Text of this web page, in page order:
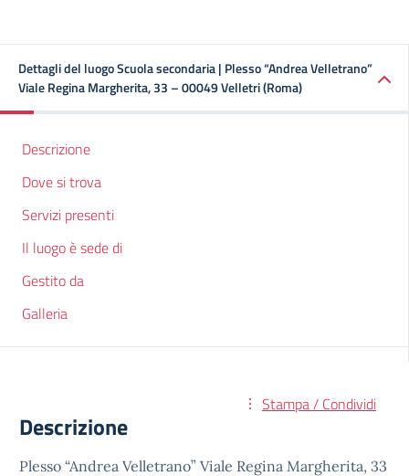
Dettagli del luogo Scuola secondaria | Plesso “Andrea Velletrano”
Viale Regina Margherita, 33 – 00049 Velletri (Roma)
Descrizione
Dove si trova
Servizi presenti
Il luogo è sede di
Gestito da
Galleria
Stampa / Condividi
Descrizione
Plesso “Andrea Velletrano” Viale Regina Margherita, 33